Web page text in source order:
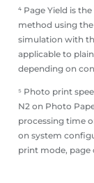
⁴ Page Yield is
method using
simulation with
applicable to
depending on
⁵ Photo print
N2 on Photo
processing time
on system
print mode, page